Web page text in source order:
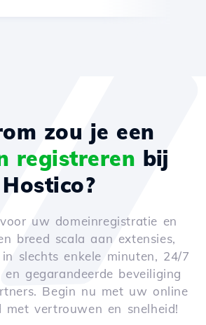
zou je een
registreren bij
Hostico?
uw domeinregistratie en
breed scala aan extensies,
slechts enkele minuten, 24/7
en gegarandeerde beveiliging
Begin nu met uw online
met vertrouwen en snelheid!